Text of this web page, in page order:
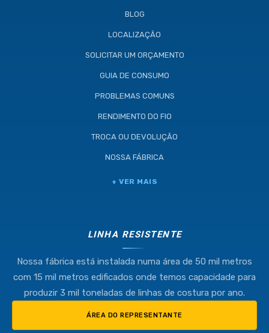
BLOG
LOCALIZAÇÃO
SOLICITAR UM ORÇAMENTO
GUIA DE CONSUMO
PROBLEMAS COMUNS
RENDIMENTO DO FIO
TROCA OU DEVOLUÇÃO
NOSSA FÁBRICA
+ VER MAIS
LINHA RESISTENTE
Nossa fábrica está instalada numa área de 50 mil metros
com 15 mil metros edificados onde temos capacidade para
produzir 3 mil toneladas de linhas de costura por ano.
ÁREA DO REPRESENTANTE